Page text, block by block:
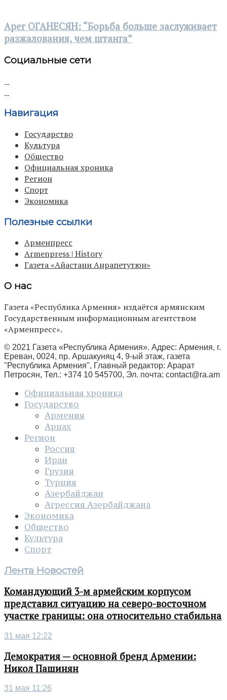
Арег ОГАНЕСЯН: “Борьба больше заслуживает
разжалования, чем штанга”
Социальные сети
Навигация
Государство
Культура
Общество
Официальная хроника
Регион
Спорт
Экономика
Полезные ссылки
Арменпресс
Armenpress | History
Газета «Айастани Анрапетутюн»
О нас
Газета «Республика Армения» издаётся армянским
Государственным информационным агентством
«Арменпресс».
© 2021 Газета «Республика Армения». Адрес: Армения, г.
Ереван, 0024, пр. Аршакуняц 4, 9-ый этаж, газета
"Республика Армения", Главный редактор: Арарат
Петросян, Тел.: +374 10 545700, Эл. почта: contact@ra.am
Официальная хроника
Государство
Армения
Арцах
Регион
Россия
Иран
Грузия
Турция
Азербайджан
Агрессия Азербайджана
Экономика
Общество
Культура
Спорт
Лента Новостей
Командующий 3-м армейским корпусом
представил ситуацию на северо-восточном
участке границы: она относительно стабильна
31 мая 12:22
Демократия — основной бренд Армении:
Никол Пашинян
31 мая 11:26